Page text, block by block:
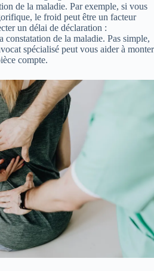
de la maladie. Par exemple, si vous
le froid peut être un facteur
un délai de déclaration :
constatation de la maladie. Pas simple,
spécialisé peut vous aider à monter
compte.